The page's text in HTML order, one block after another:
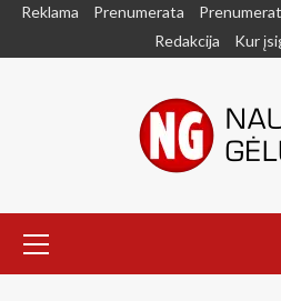
SkipReklama Prenumerata
Redakcija
Kur
Menu